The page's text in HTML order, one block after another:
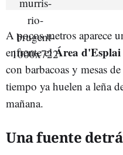
A pocos metros aparece
enfrente elÁrea d'Esplai
con barbacoas y mesas
tiempo ya huelen a leña
mañana.
Una fuente